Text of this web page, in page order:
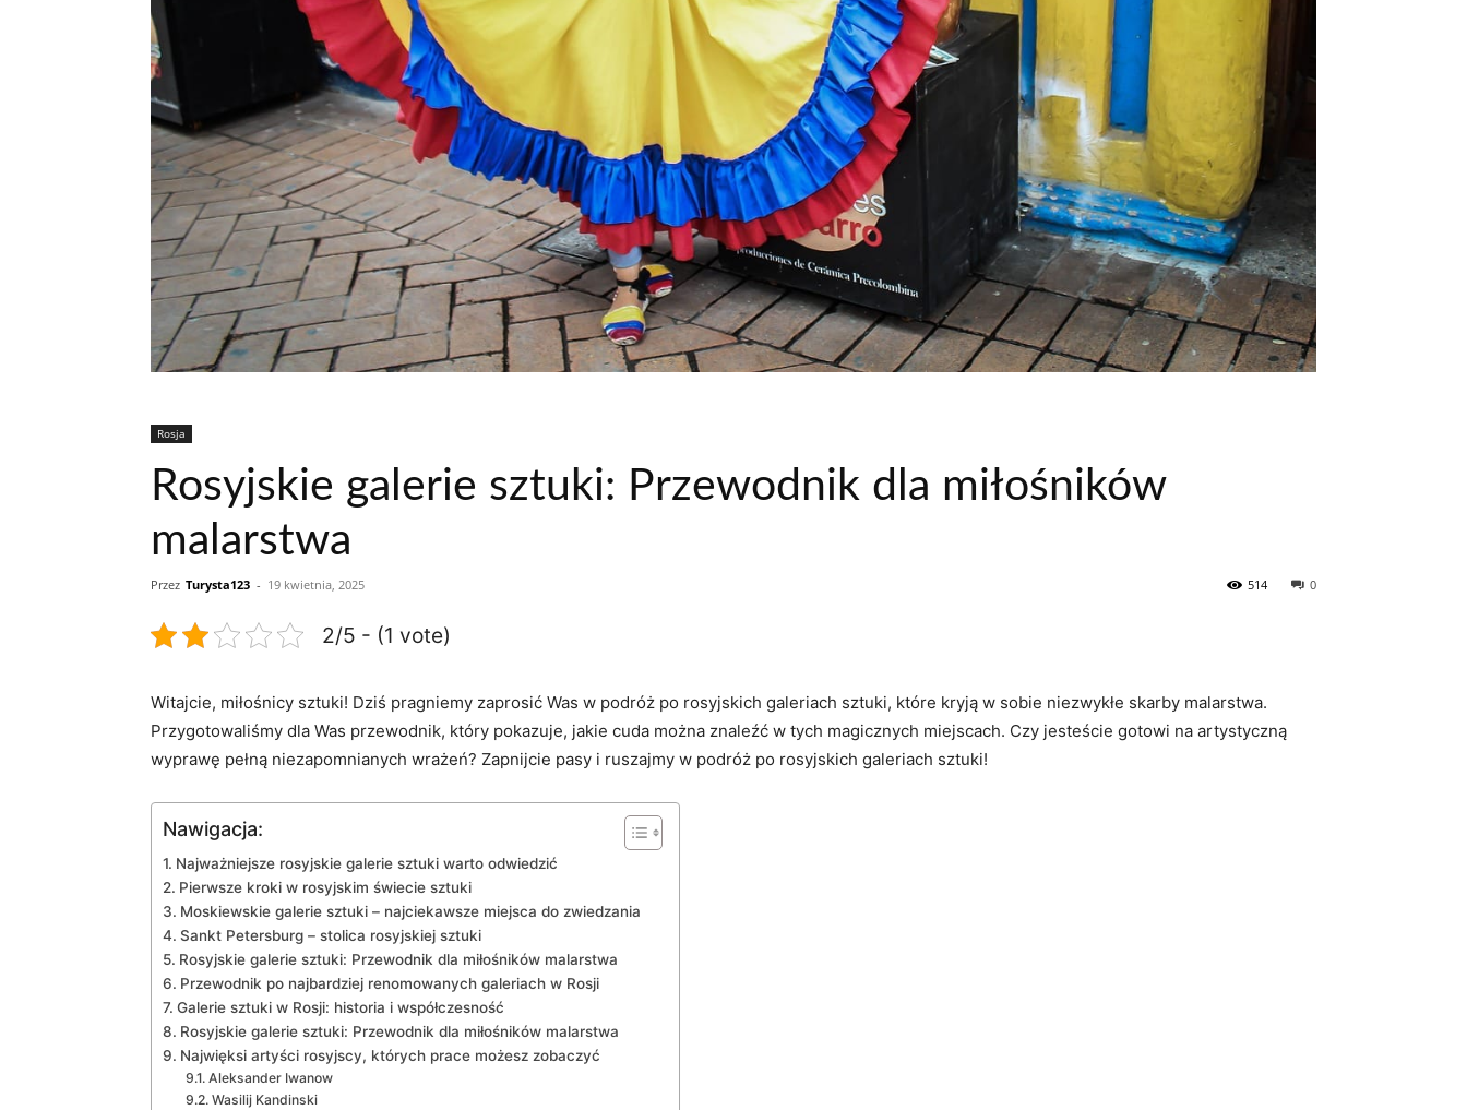
Rosja
Rosyjskie galerie sztuki: Przewodnik dla miłośników
malarstwa
Przez Turysta123 - 19 kwietnia, 2025 0
514
2/5 - (1 vote)
Witajcie, miłośnicy sztuki! Dziś pragniemy zaprosić Was w podróż po rosyjskich galeriach sztuki, które kryją w sobie​ niezwykłe skarby‌ malarstwa.​
Przygotowaliśmy⁤ dla Was przewodnik, który pokazuje, jakie cuda można znaleźć⁣ w tych magicznych​ miejscach. Czy jesteście ‍gotowi na ⁢artystyczną
wyprawę pełną niezapomnianych wrażeń? ⁢Zapnijcie pasy i ruszajmy w podróż po rosyjskich ​galeriach sztuki!
Nawigacja:
Najważniejsze ⁣rosyjskie galerie sztuki warto odwiedzić
Pierwsze kroki w rosyjskim świecie⁣ sztuki
Moskiewskie⁣ galerie sztuki⁢ – najciekawsze ​miejsca do‍ zwiedzania
Sankt​ Petersburg​ – stolica rosyjskiej sztuki
Rosyjskie galerie sztuki: Przewodnik dla miłośników malarstwa
Przewodnik po najbardziej renomowanych galeriach ⁣w Rosji
Galerie sztuki w Rosji: historia​ i współczesność
Rosyjskie galerie sztuki: Przewodnik dla⁣ miłośników ‍malarstwa
Najwięksi‍ artyści rosyjscy, których prace możesz zobaczyć
Aleksander ‌Iwanow
Wasilij Kandinski